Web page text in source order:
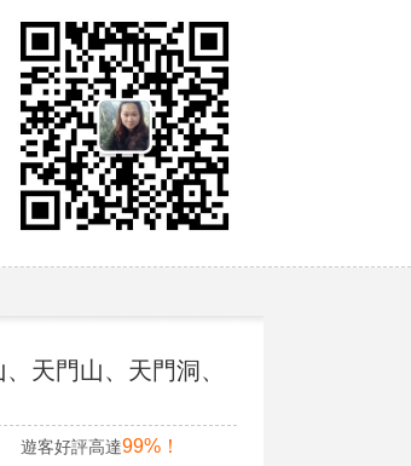
天門山、天門洞、
遊客好評高達99%！